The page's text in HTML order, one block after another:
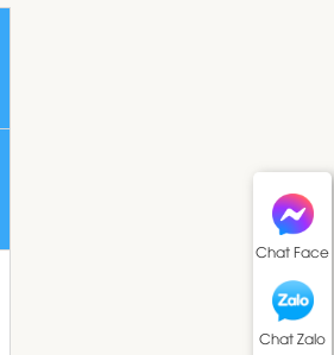
Chat Face
Chat Zalo